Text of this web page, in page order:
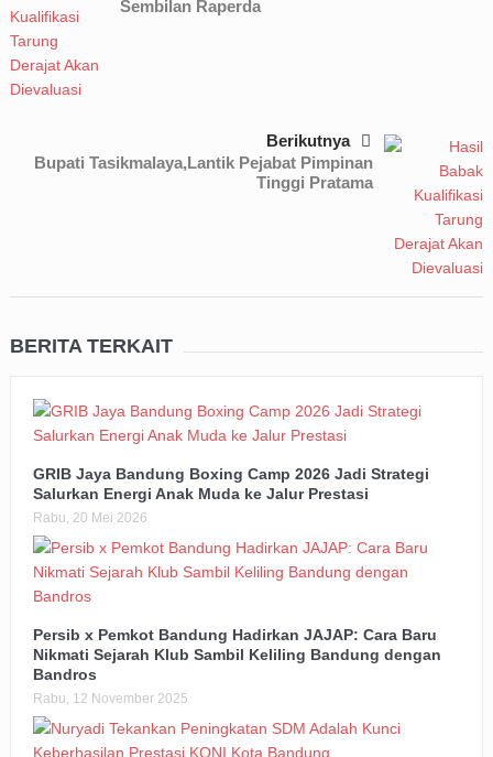
Sembilan Raperda
Berikutnya
Bupati Tasikmalaya,Lantik Pejabat Pimpinan
Tinggi Pratama
BERITA TERKAIT
GRIB Jaya Bandung Boxing Camp 2026 Jadi Strategi
Salurkan Energi Anak Muda ke Jalur Prestasi
Rabu, 20 Mei 2026
Persib x Pemkot Bandung Hadirkan JAJAP: Cara Baru
Nikmati Sejarah Klub Sambil Keliling Bandung dengan
Bandros
Rabu, 12 November 2025